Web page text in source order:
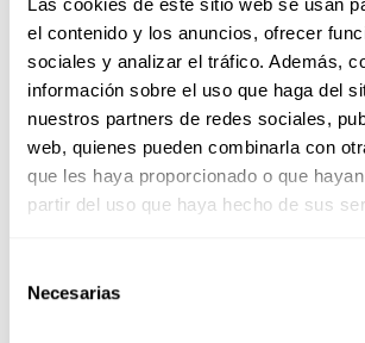
el contenido y los anuncios, ofrecer
sociales y analizar el tráfico. Además,
información sobre el uso que haga del
nuestros partners de redes sociales,
web, quienes pueden combinarla con
que les haya proporcionado o que
partir del uso que haya hecho de sus
Necesarias
Lee:Prueba de embarazo para